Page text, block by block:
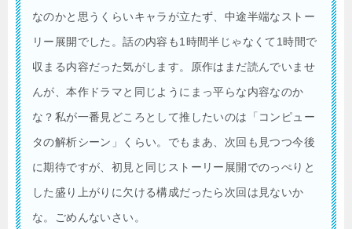
なのかと思うくらいキャラが立たず、中途半端なストー
リー展開でした。話の内容も1時間半じゃなくて1時間で
収まる内容だった気がします。原作はまだ読んでいませ
んが、本作ドラマと同じようにまっ平らな内容なのか
な？私が一番見どころとして推したいのは「コンピュー
タの解析シーン」くらい。でもまあ、次回も見つつ今後
に期待ですが、初見と同じストーリー展開でのっぺりと
した盛り上がりに欠ける構成だったら次回は見ないか
な。ごめんないさい。